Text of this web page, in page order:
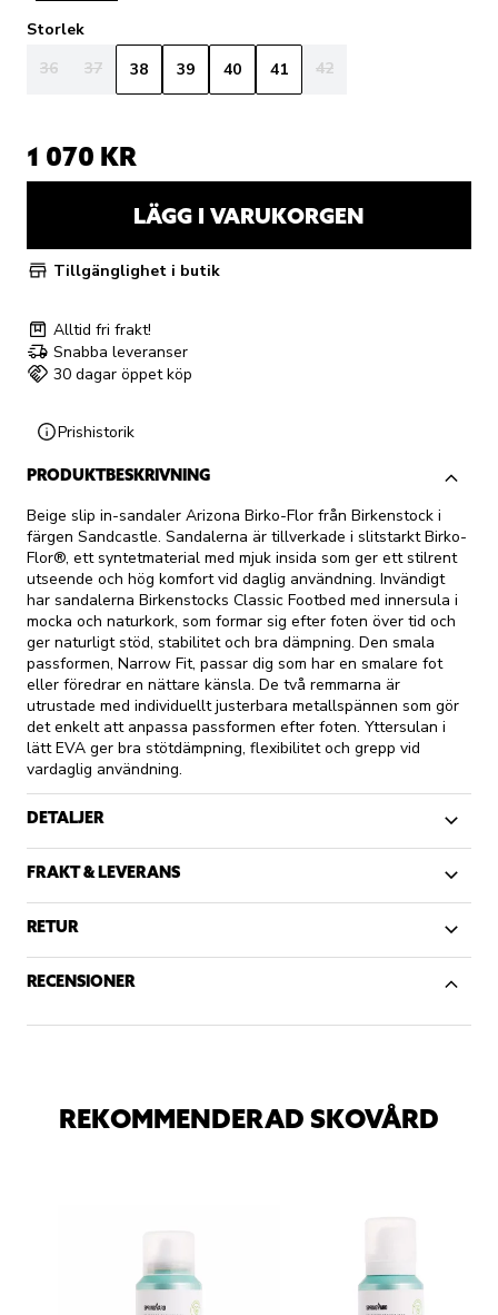
Storlek
36
37 38 39 40 41 42
1 070 KR
LÄGG I VARUKORGEN
Tillgänglighet i butik
Alltid fri frakt!
Snabba leveranser
30 dagar öppet köp
Prishistorik
PRODUKTBESKRIVNING
Beige slip in-sandaler Arizona Birko-Flor från Birkenstock i
färgen Sandcastle. Sandalerna är tillverkade i slitstarkt Birko-
Flor®, ett syntetmaterial med mjuk insida som ger ett stilrent
utseende och hög komfort vid daglig användning. Invändigt
har sandalerna Birkenstocks Classic Footbed med innersula i
mocka och naturkork, som formar sig efter foten över tid och
ger naturligt stöd, stabilitet och bra dämpning. Den smala
passformen, Narrow Fit, passar dig som har en smalare fot
eller föredrar en nättare känsla. De två remmarna är
utrustade med individuellt justerbara metallspännen som gör
det enkelt att anpassa passformen efter foten. Yttersulan i
lätt EVA ger bra stötdämpning, flexibilitet och grepp vid
vardaglig användning.
DETALJER
FRAKT & LEVERANS
RETUR
RECENSIONER
REKOMMENDERAD SKOVÅRD